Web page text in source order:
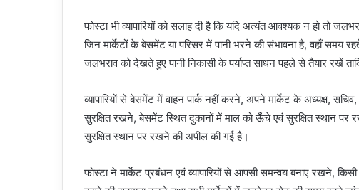
फोस्टा भी व्यापारियों को सलाह दी है कि यदि अत्यंत आवश्यक न हो तो
जिन मार्केटों के बेसमेंट या परिसर में पानी भरने की संभावना है, वहाँ समय
जलभराव को देखते हुए पानी निकासी के पर्याप्त साधन पहले से तैयार रखें
व्यापारियों से बेसमेंट में वाहन पार्क नहीं करने, अपने मार्केट के अध्यक्ष,
सुरक्षित रखने, बेसमेंट स्थित दुकानों में माल को ऊँचे एवं सुरक्षित स्थान पर
सुरक्षित स्थान पर रखने की अपील की गई है।
फोस्टा ने मार्केट प्रबंधन एवं व्यापारियों से आपसी समन्वय बनाए रखने,